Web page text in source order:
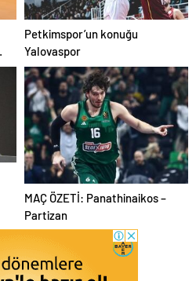
Petkimspor’un konuğu
Yalovaspor
MAÇ ÖZETİ: Panathinaikos –
Partizan